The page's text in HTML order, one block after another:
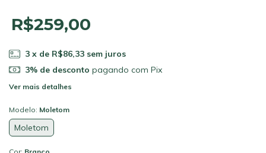
R$259,00
3 x de R$86,33 sem juros
3% de desconto pagando com Pix
Ver mais detalhes
Modelo: Moletom
Moletom